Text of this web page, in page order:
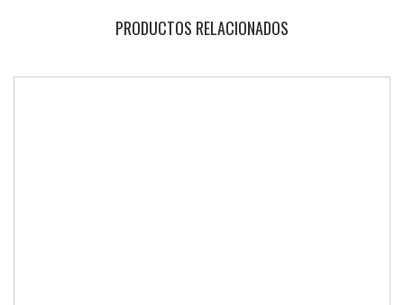
PRODUCTOS RELACIONADOS